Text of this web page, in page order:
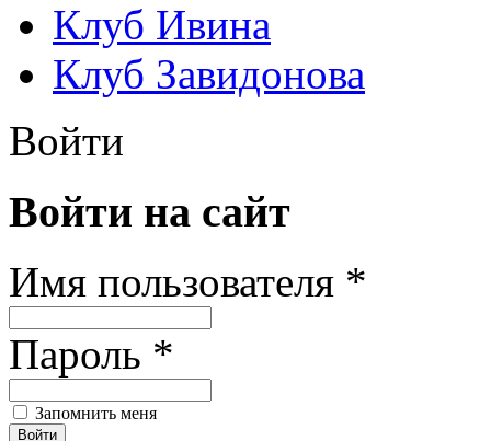
Клуб Ивина
Клуб Завидонова
Войти
Войти на сайт
Имя пользователя *
Пароль *
Запомнить меня